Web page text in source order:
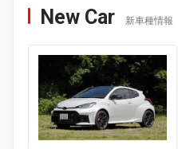
New Car 新車種情報